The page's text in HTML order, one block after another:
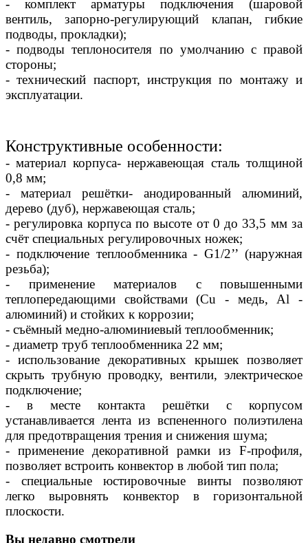
- комплект арматуры подключения (шаровой
вентиль, запорно-регулирующий клапан, гибкие
подводы, прокладки);
- подводы теплоносителя по умолчанию с правой
стороны;
- технический паспорт, инструкция по монтажу и
эксплуатации.
Конструктивные особенности:
- материал корпуса- нержавеющая сталь толщиной
0,8 мм;
- материал решётки- анодированный алюминий,
дерево (дуб), нержавеющая сталь;
- регулировка корпуса по высоте от 0 до 33,5 мм за
счёт специальных регулировочных ножек;
- подключение теплообменника - G1/2’’ (наружная
резьба);
- применение материалов с повышенными
теплопередающими свойствами (Сu - медь, Al -
алюминий) и стойких к коррозии;
- съёмный медно-алюминиевый теплообменник;
- диаметр труб теплообменника 22 мм;
- использование декоративных крышек позволяет
скрыть трубную проводку, вентили, электрическое
подключение;
- в месте контакта решётки с корпусом
устанавливается лента из вспененного полиэтилена
для предотвращения трения и снижения шума;
- применение декоративной рамки из F-профиля,
позволяет встроить конвектор в любой тип пола;
- специальные юстировочные винты позволяют
легко выровнять конвектор в горизонтальной
плоскости.
Вы недавно смотрели